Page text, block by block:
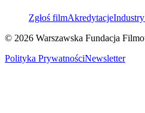
Zgłoś filmAkredytacje
© 2026 Warszawska Fundacja
Polityka PrywatnościNewsletter